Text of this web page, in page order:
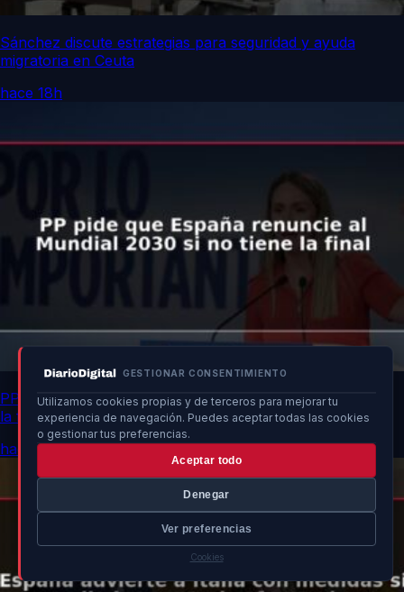
GESTIONAR CONSENTIMIENTO
Utilizamos cookies propias y de terceros para mejorar tu
experiencia de navegación. Puedes aceptar todas las cookies
o gestionar tus preferencias.
Aceptar todo
Denegar
Ver preferencias
Cookies
Sánchez discute estrategias para seguridad y ayuda
migratoria en Ceuta
hace 18h
PP pide que España renuncie al Mundial 2030 si no tiene
la final
hace 18h